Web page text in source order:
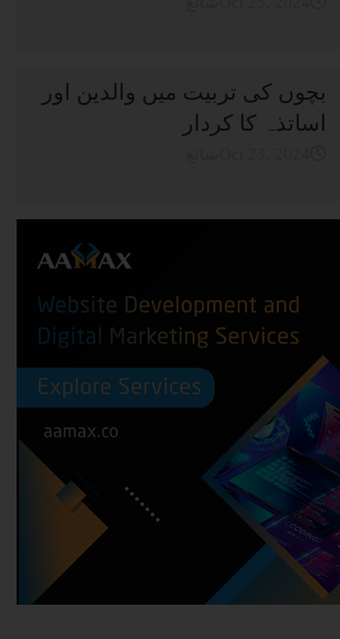
بچوں کی تربیت میں والدین اور
اساتذہ کا کردار